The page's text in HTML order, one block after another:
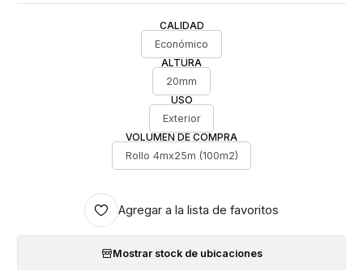
CALIDAD
Económico
ALTURA
20mm
USO
Exterior
VOLUMEN DE COMPRA
Rollo 4mx25m (100m2)
Agregar a la lista de favoritos
Mostrar stock de ubicaciones